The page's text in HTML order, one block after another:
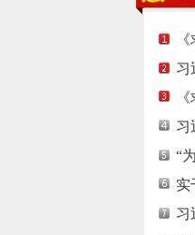
习
习
“
习